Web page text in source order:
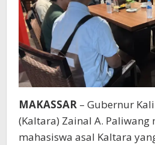
MAKASSAR – Gubernur
(Kaltara) Zainal A.
mahasiswa asal Kaltara